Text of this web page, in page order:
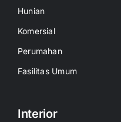
Hunian
Komersial
Perumahan
Fasilitas Umum
Interior